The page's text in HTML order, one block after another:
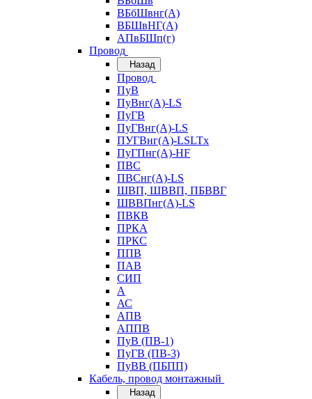
ВБбШвнг(А)
ВБШвНГ(А)
АПвБШп(г)
Провод
Назад
Провод
ПуВ
ПуВнг(А)-LS
ПуГВ
ПуГВнг(А)-LS
ПУГВнг(А)-LSLTx
ПуГПнг(А)-HF
ПВС
ПВСнг(А)-LS
ШВП, ШВВП, ПБВВГ
ШВВПнг(А)-LS
ПВКВ
ПРКА
ПРКС
ППВ
ПАВ
СИП
А
АС
АПВ
АППВ
ПуВ (ПВ-1)
ПуГВ (ПВ-3)
ПуВВ (ПБПП)
Кабель, провод монтажный
Назад